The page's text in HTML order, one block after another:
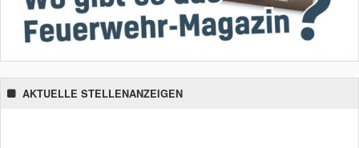
AKTUELLE STELLENANZEIGEN